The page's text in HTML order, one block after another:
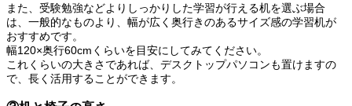
また、受験勉強などよりしっかりした学習が行える机を選ぶ場合
は、一般的なものより、幅が広く奥行きのあるサイズ感の学習机が
おすすめです。
幅120×奥行60cmくらいを目安にしてみてください。
これくらいの大きさであれば、デスクトップパソコンも置けますの
で、長く活用することができます。